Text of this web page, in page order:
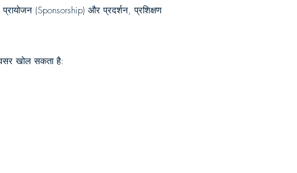
(Sponsorship) और प्रदर्शन, प्रशिक्षण
खोल सकता है: